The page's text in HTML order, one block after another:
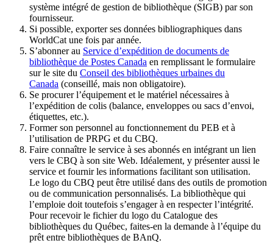
système intégré de gestion de bibliothèque (SIGB) par son
fournisseur.
Si possible, exporter ses données bibliographiques dans
WorldCat une fois par année.
S’abonner au Service d’expédition de documents de
bibliothèque de Postes Canada en remplissant le formulaire
sur le site du Conseil des bibliothèques urbaines du
Canada (conseillé, mais non obligatoire).
Se procurer l’équipement et le matériel nécessaires à
l’expédition de colis (balance, enveloppes ou sacs d’envoi,
étiquettes, etc.).
Former son personnel au fonctionnement du PEB et à
l’utilisation de PRPG et du CBQ.
Faire connaître le service à ses abonnés en intégrant un lien
vers le CBQ à son site Web. Idéalement, y présenter aussi le
service et fournir les informations facilitant son utilisation.
Le logo du CBQ peut être utilisé dans des outils de promotion
ou de communication personnalisés. La bibliothèque qui
l’emploie doit toutefois s’engager à en respecter l’intégrité.
Pour recevoir le fichier du logo du Catalogue des
bibliothèques du Québec, faites-en la demande à l’équipe du
prêt entre bibliothèques de BAnQ.